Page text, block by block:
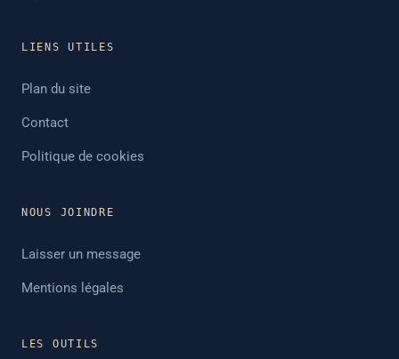
LIENS UTILES
Plan du site
Contact
Politique de cookies
NOUS JOINDRE
Laisser un message
Mentions légales
LES OUTILS